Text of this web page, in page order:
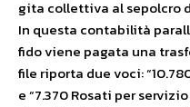
gita collettiva al sepolcro
In questa contabilità
fido viene pagata una
file riporta due voci:
e “7.370 Rosati per